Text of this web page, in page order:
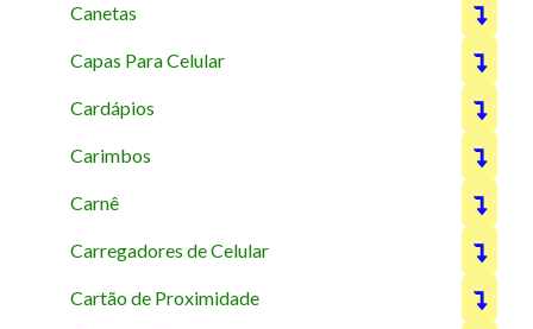
Canetas
Capas Para Celular
Cardápios
Carimbos
Carnê
Carregadores de Celular
Cartão de Proximidade